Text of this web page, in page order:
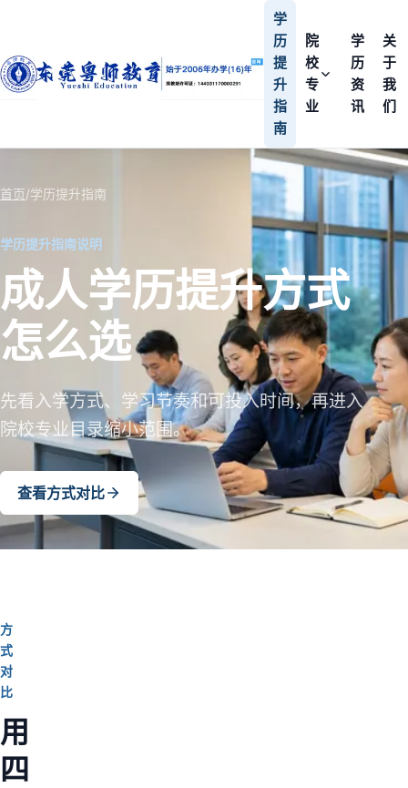
学
历
提
升
指
南
院
校
专
业
学
历
资
讯
关
于
我
们
首页/学历提升指南
学历提升指南说明
成人学历提升方式
怎么选
先看入学方式、学习节奏和可投入时间，再进入
院校专业目录缩小范围。
查看方式对比
方
式
对
比
用
四